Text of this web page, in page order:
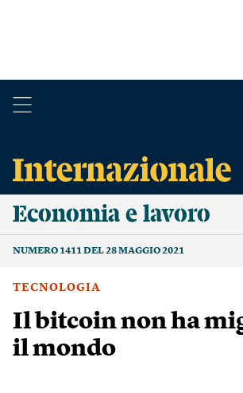
Economia e lavoro
NUMERO 1411 DEL 28 MAGGIO 2021
TECNOLOGIA
Il bitcoin non ha
il mondo